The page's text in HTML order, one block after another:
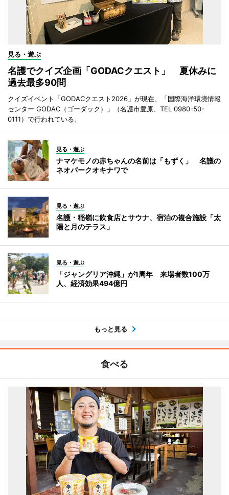
見る・遊ぶ
名護でクイズ企画「GODACクエスト」 夏休みに
過去最多90問
クイズイベント「GODACクエスト2026」が現在、「国際海洋環境情報
センター GODAC（ゴーダック）」（名護市豊原、TEL 0980-50-
0111）で行われている。
見る・遊ぶ
ナマケモノの赤ちゃんの名前は「もずく」 名護の
ネオパークオキナワで
見る・遊ぶ
名護・稲嶺に飲食店とサウナ、宿泊の複合施設「太
陽と月のテラス」
見る・遊ぶ
「ジャングリア沖縄」が1周年 来場者数100万
人、経済効果494億円
もっと見る
食べる